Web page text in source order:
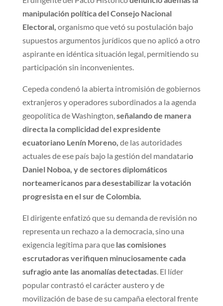
manipulación política del Consejo Nacional
Electoral, organismo que vetó su postulación bajo
supuestos argumentos jurídicos que no aplicó a otro
aspirante en idéntica situación legal, permitiendo su
participación sin inconvenientes.
Cepeda condenó la abierta intromisión de gobiernos
extranjeros y operadores subordinados a la agenda
geopolítica de Washington, señalando de manera
directa la complicidad del expresidente
ecuatoriano Lenín Moreno, de las autoridades
actuales de ese país bajo la gestión del mandatario
Daniel Noboa, y de sectores diplomáticos
norteamericanos para desestabilizar la votación
progresista en el sur de Colombia.
El dirigente enfatizó que su demanda de revisión no
representa un rechazo a la democracia, sino una
exigencia legítima para quelas comisiones
escrutadoras verifiquen minuciosamente cada
sufragio ante las anomalías detectadas. El líder
popular contrastó el carácter austero y de
movilización de base de su campaña electoral frente